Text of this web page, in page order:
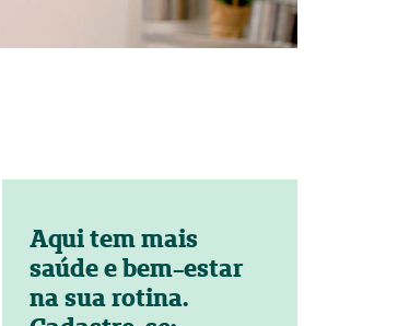
Aqui tem mais
saúde e bem-estar
na sua rotina.